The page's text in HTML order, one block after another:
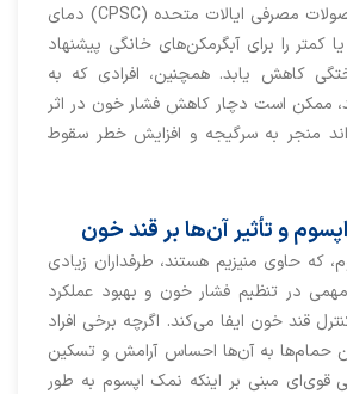
کمیسیون ایمنی محصولات مصرفی ایالات متحده (CPSC) دمای
یا کمتر را برای آبگرمکن‌های خانگی پیشنهاد
کاهش یابد. همچنین، افرادی که به
ممکن است دچار کاهش فشار خون در اثر
منجر به سرگیجه و افزایش خطر سقوط
و تأثیر آن‌ها بر قند خون
که حاوی منیزیم هستند، طرفداران زیادی
در تنظیم فشار خون و بهبود عملکرد
قند خون ایفا می‌کند. اگرچه برخی افراد
حمام‌ها به آن‌ها احساس آرامش و تسکین
قوی‌ای مبنی بر اینکه نمک اپسوم به طور